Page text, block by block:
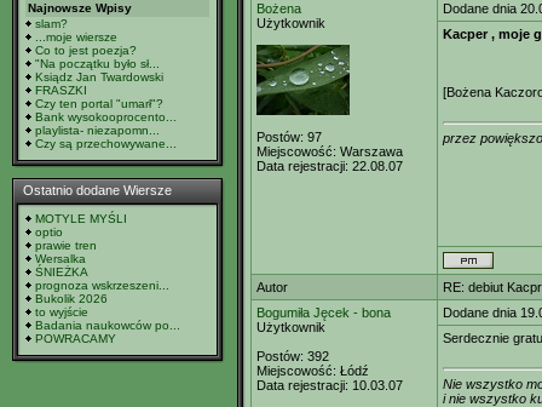
Najnowsze Wpisy
slam?
...moje wiersze
Co to jest poezja?
"Na początku było sł...
Ksiądz Jan Twardowski
FRASZKI
Czy ten portal "umarł"?
Bank wysokooprocento...
playlista- niezapomn...
Czy są przechowywane...
Ostatnio dodane Wiersze
MOTYLE MYŚLI
optio
prawie tren
Wersalka
ŚNIEŻKA
prognoza wskrzeszeni...
Bukolik 2026
to wyjście
Badania naukowców po...
POWRACAMY
Bożena
Użytkownik
Postów: 97
Miejscowość: Warszawa
Data rejestracji: 22.08.07
Dodane dnia
Kacper , moje
[Bożena
przez
Autor
RE: debiut
Bogumiła Jęcek - bona
Użytkownik
Postów: 392
Miejscowość: Łódź
Data rejestracji: 10.03.07
Dodane dnia
Serdecznie
Nie wszystko
i nie wszystko